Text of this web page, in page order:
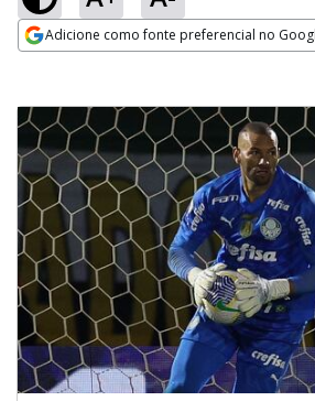
Adicione como fonte preferencial no